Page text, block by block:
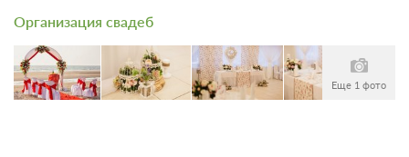
1 фото
Организация свадеб
Еще 1 фото